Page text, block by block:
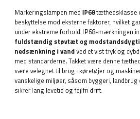
Markeringslampen med IP68tæthedsklasse
beskyttelse mod eksterne faktorer, hvilket
under ekstreme forhold. IP68-mærkningen
fuldstændig støvtæt og
nedsænkning i vand ved et vist tryk og
med standarderne. Takket være denne
være velegnet til brug i køretøjer og
vanskelige miljøer, såsom byggeri,
sikrer lang levetid og fejlfri drift.